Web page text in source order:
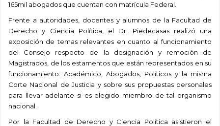
165mil abogados que cuentan con matrícula Federal.
Frente a autoridades, docentes y alumnos de la Facultad de
Derecho y Ciencia Política, el Dr. Piedecasas realizó una
exposición de temas relevantes en cuanto al funcionamiento
del Consejo respecto de la designación y remoción de
Magistrados, de los estamentos que están representados en su
funcionamiento: Académico, Abogados, Políticos y la misma
Corte Nacional de Justicia y sobre sus propuestas personales
para llevar adelante si es elegido miembro de tal organismo
nacional.
Por la Facultad de Derecho y Ciencia Política asistieron el